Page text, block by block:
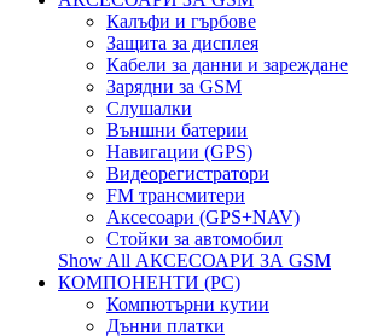
Калъфи и гърбове
Защита за дисплея
Кабели за данни и зареждане
Зарядни за GSM
Слушалки
Външни батерии
Навигации (GPS)
Видеорегистратори
FM трансмитери
Аксесоари (GPS+NAV)
Стойки за автомобил
Show All АКСЕСОАРИ ЗА GSM
КОМПОНЕНТИ (PC)
Компютърни кутии
Дънни платки